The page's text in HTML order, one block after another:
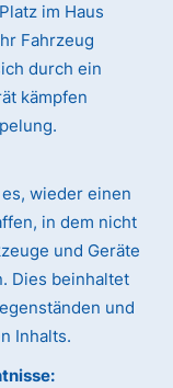
im Haus
Fahrzeug
durch ein
kämpfen
wieder einen
in dem nicht
und Geräte
Dies beinhaltet
und
Inhalts.